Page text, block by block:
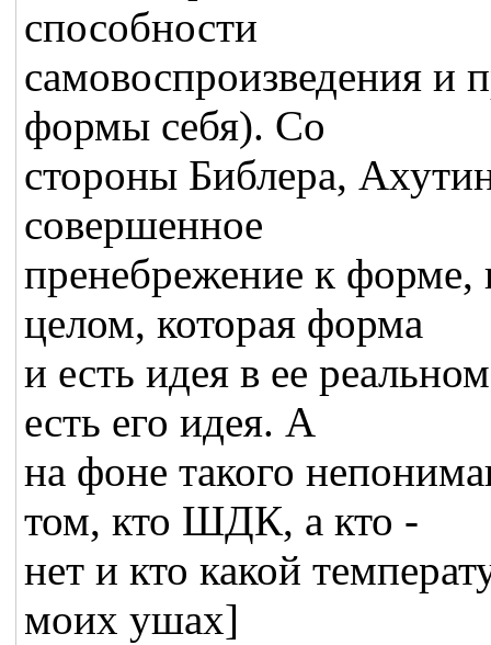
способности
самовоспроизведения и
формы себя). Со
стороны Библера,
совершенное
пренебрежение к
целом, которая форма
и есть идея в ее
есть его идея. А
на фоне такого
том, кто ШДК, а кто -
нет и кто какой
моих ушах]